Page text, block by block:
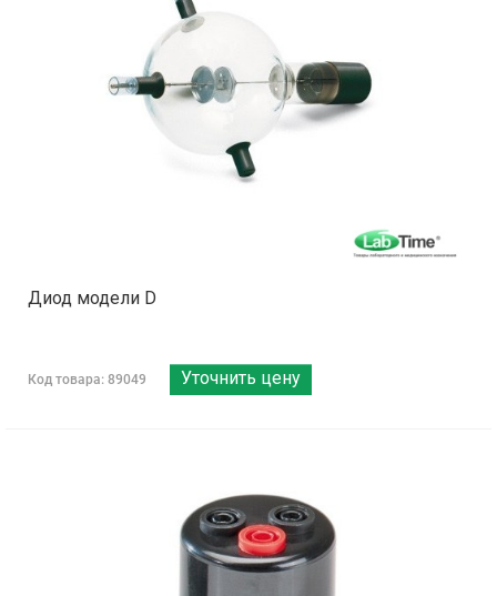
Диод модели D
Код товара: 89049 Уточнить цену